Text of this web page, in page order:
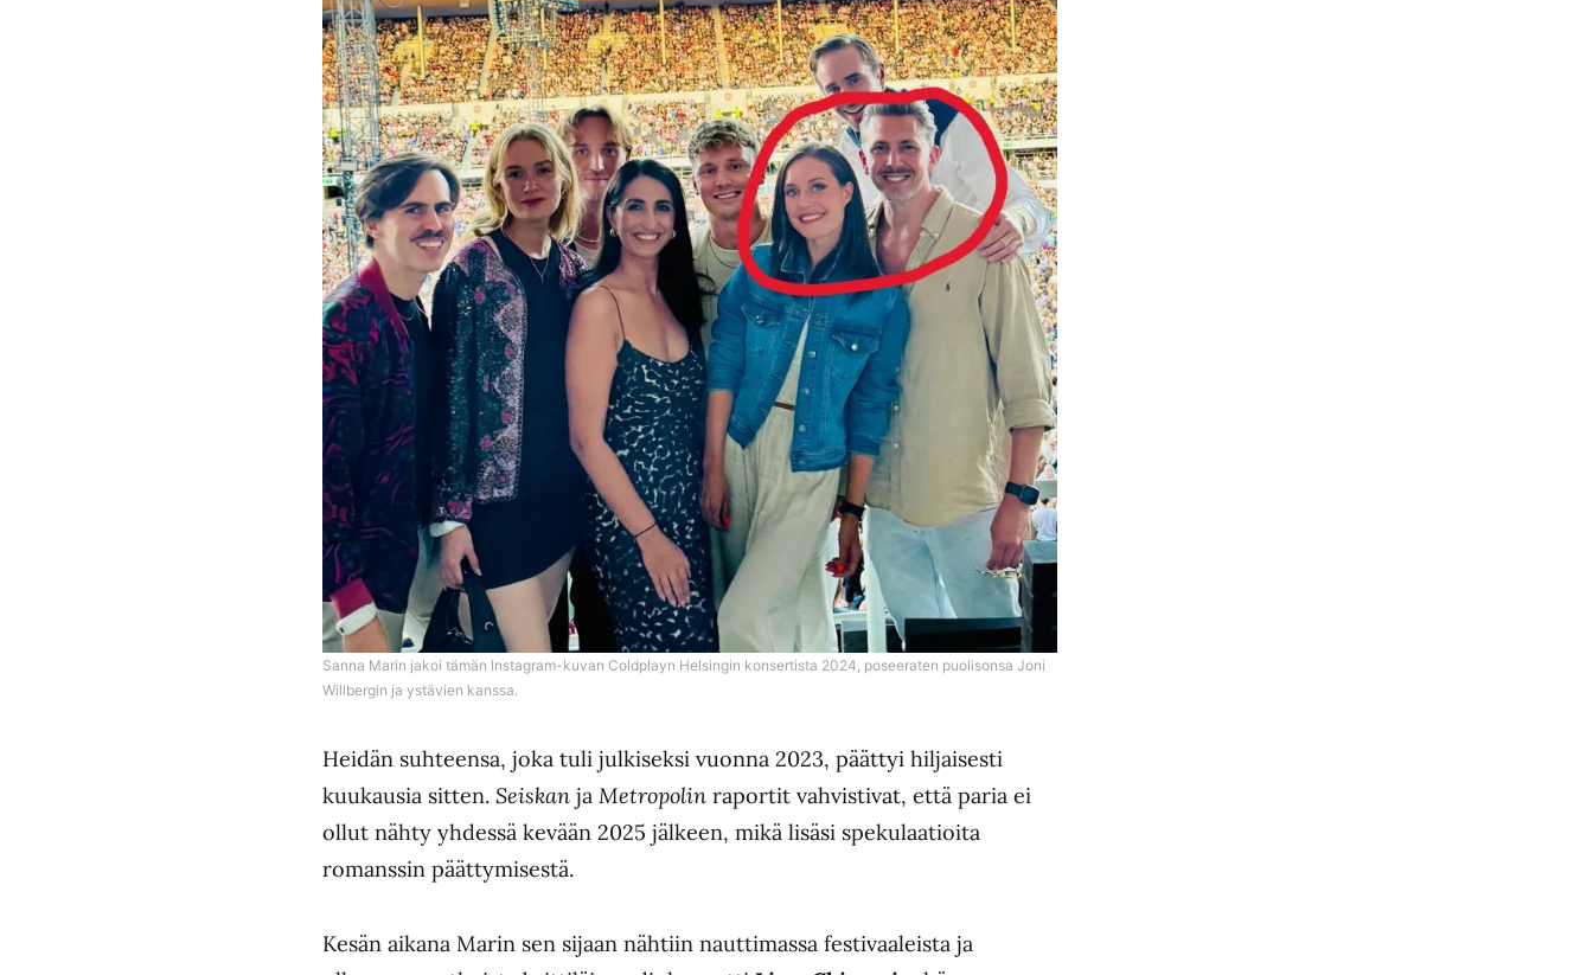
Sanna Marin jakoi tämän Instagram-kuvan Coldplayn Helsingin konsertista 2024, poseeraten puolisonsa Joni
Willbergin ja ystävien kanssa.
Heidän suhteensa, joka tuli julkiseksi vuonna 2023, päättyi hiljaisesti
kuukausia sitten. Seiskan ja Metropolin raportit vahvistivat, että paria ei
ollut nähty yhdessä kevään 2025 jälkeen, mikä lisäsi spekulaatioita
romanssin päättymisestä.
Kesän aikana Marin sen sijaan nähtiin nauttimassa festivaaleista ja